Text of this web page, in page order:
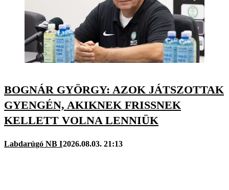
BOGNÁR GYÖRGY: AZOK JÁTSZOTTAK
GYENGÉN, AKIKNEK FRISSNEK
KELLETT VOLNA LENNIÜK
Labdarúgó NB I2026.08.03. 21:13